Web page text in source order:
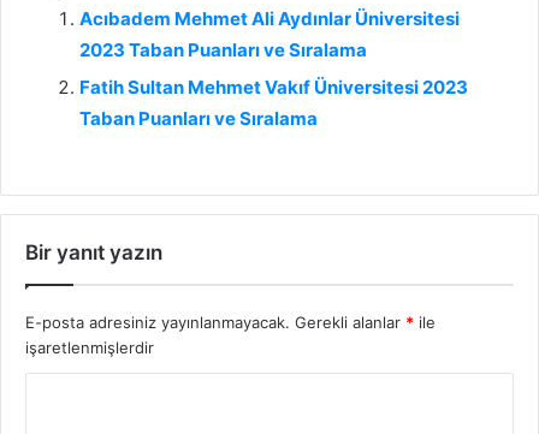
Acıbadem Mehmet Ali Aydınlar Üniversitesi
2023 Taban Puanları ve Sıralama
Fatih Sultan Mehmet Vakıf Üniversitesi 2023
Taban Puanları ve Sıralama
Bir yanıt yazın
E-posta adresiniz yayınlanmayacak. Gerekli alanlar * ile
işaretlenmişlerdir